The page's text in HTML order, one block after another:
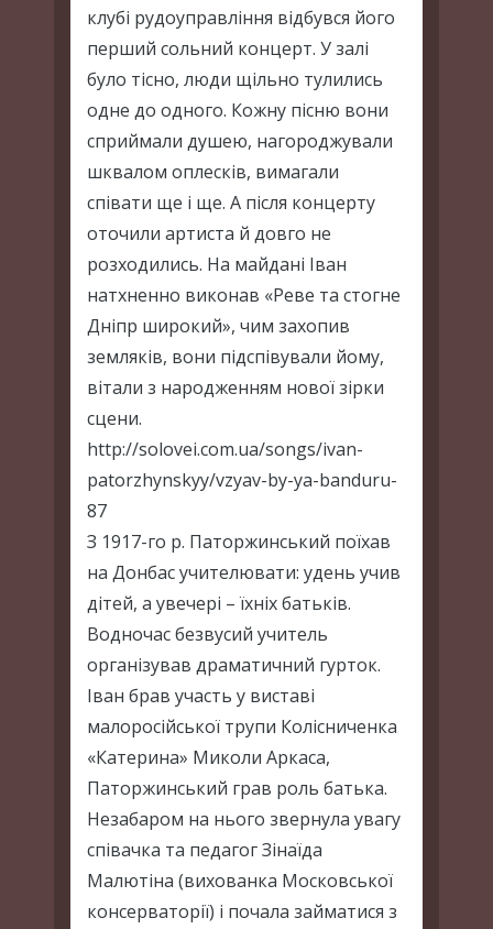
клубі рудоуправління відбувся його
перший сольний концерт. У залі
було тісно, люди щільно тулились
одне до одного. Кожну пісню вони
сприймали душею, нагороджували
шквалом оплесків, вимагали
співати ще і ще. А після концерту
оточили артиста й довго не
розходились. На майдані Іван
натхненно виконав «Реве та стогне
Дніпр широкий», чим захопив
земляків, вони підспівували йому,
вітали з народженням нової зірки
сцени.
http://solovei.com.ua/songs/ivan-
patorzhynskyy/vzyav-by-ya-banduru-
87
З 1917-го р. Паторжинський поїхав
на Донбас учителювати: удень учив
дітей, а увечері – їхніх батьків.
Водночас безвусий учитель
організував драматичний гурток.
Іван брав участь у виставі
малоросійської трупи Колісниченка
«Катерина» Миколи Аркаса,
Паторжинський грав роль батька.
Незабаром на нього звернула увагу
співачка та педагог Зінаїда
Малютіна (вихованка Московської
консерваторії) і почала займатися з